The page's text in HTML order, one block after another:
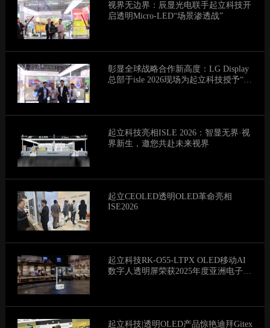
视界无边界：辰显光电联手起立科技开
启透明Micro-LED“场景渗透战”
彰显全球战略合作新高度：LG Display
总部于isle 2026现场为起立科技授予“透
起立科技亮相ISLE 2026：智显无界·视
界新生，邀您共赴未来视界
起立CEOLED透明OLED革命亮相
ISE2026
起立科技RK-O55-LTPX OLED移动AI
数字人透明屏荣获2025年度亚洲电子信
起立科技|透明OLED产品惊艳迪拜Gitex